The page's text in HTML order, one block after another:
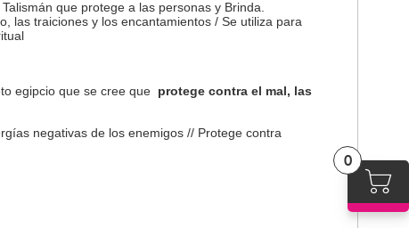
0
que protege a las personas y Brinda.
las traiciones y los encantamientos / Se utiliza para
egipcio que se cree que protege contra el mal, las
negativas de los enemigos // Protege contra